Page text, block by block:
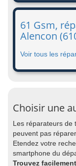
61 Gsm,
Alencon
Voir tous les
Choisir une
Les réparateurs de
peuvent pas
Etendez votre
smartphone du
Trouvez